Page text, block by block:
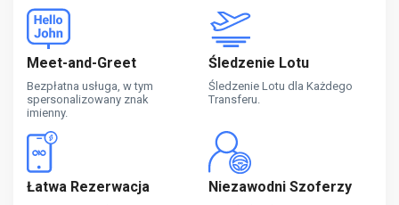
Meet-and-Greet
Bezpłatna usługa, w tym
spersonalizowany znak
imienny.
Śledzenie Lotu
Śledzenie Lotu dla Każdego
Transferu.
Łatwa Rezerwacja Niezawodni Szoferzy